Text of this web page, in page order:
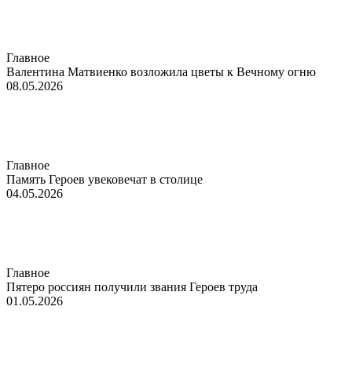
Главное
Валентина Матвиенко возложила цветы к Вечному огню
08.05.2026
Главное
Память Героев увековечат в столице
04.05.2026
Главное
Пятеро россиян получили звания Героев труда
01.05.2026